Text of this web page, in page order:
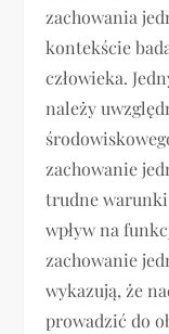
zachowania
kontekście
człowieka.
należy
zachowanie
trudne
wpływ na
zachowanie
wykazują, że
prowadzić do